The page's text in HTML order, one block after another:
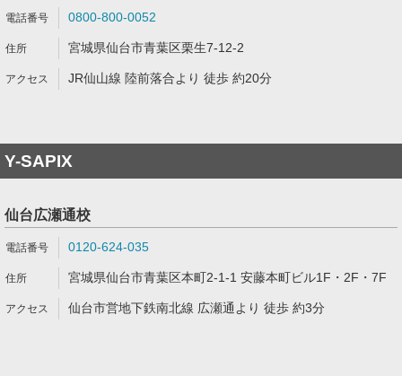
0800-800-0052
宮城県仙台市青葉区栗生7-12-2
JR仙山線 陸前落合より 徒歩 約20分
Y-SAPIX
仙台広瀬通校
0120-624-035
宮城県仙台市青葉区本町2-1-1 安藤本町ビル1F・2F・7F
仙台市営地下鉄南北線 広瀬通より 徒歩 約3分